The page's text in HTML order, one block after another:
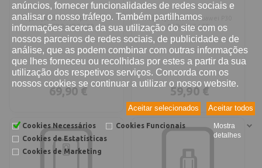
anúncios, fornecer funcionalidades de redes sociais e
analisar o nosso tráfego. Também partilhamos
informações acerca da sua utilização do site com os
nossos parceiros de redes sociais, de publicidade e de
análise, que as podem combinar com outras informações
que lhes forneceu ou recolhidas por estes a partir da sua
utilização dos respetivos serviços. Concorda com os
nossos cookies se continuar a utilizar o nosso website.
Aceitar todos
Aceitar selecionados
Cookies Necessários
Cookies Funcionais
Cookies de Estatísticas
Cookies de Marketing
Mostra
detalhes
Reparação câmara tripla Huawei
P30 PRO VOG-L29
69,90 €
Reparação bateria Huawei P30
PRO VOG-L29
59,90 €